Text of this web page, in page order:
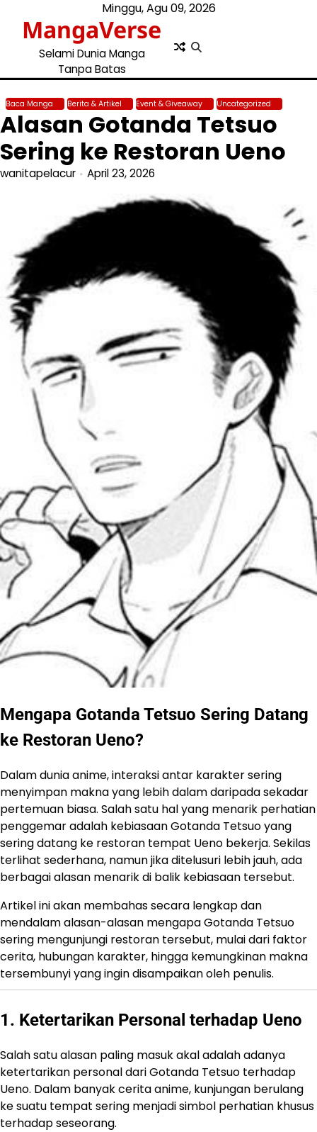
content
Minggu, Agu 09, 2026
MangaVerse
Selami Dunia Manga
Tanpa Batas
Baca Manga Berita & Artikel Event & Giveaway Uncategorized
Alasan Gotanda Tetsuo
Sering ke Restoran Ueno
wanitapelacur April 23, 2026
Mengapa Gotanda Tetsuo Sering Datang
ke Restoran Ueno?
Dalam dunia anime, interaksi antar karakter sering
menyimpan makna yang lebih dalam daripada sekadar
pertemuan biasa. Salah satu hal yang menarik perhatian
penggemar adalah kebiasaan Gotanda Tetsuo yang
sering datang ke restoran tempat Ueno bekerja. Sekilas
terlihat sederhana, namun jika ditelusuri lebih jauh, ada
berbagai alasan menarik di balik kebiasaan tersebut.
Artikel ini akan membahas secara lengkap dan
mendalam alasan-alasan mengapa Gotanda Tetsuo
sering mengunjungi restoran tersebut, mulai dari faktor
cerita, hubungan karakter, hingga kemungkinan makna
tersembunyi yang ingin disampaikan oleh penulis.
1. Ketertarikan Personal terhadap Ueno
Salah satu alasan paling masuk akal adalah adanya
ketertarikan personal dari Gotanda Tetsuo terhadap
Ueno. Dalam banyak cerita anime, kunjungan berulang
ke suatu tempat sering menjadi simbol perhatian khusus
terhadap seseorang.